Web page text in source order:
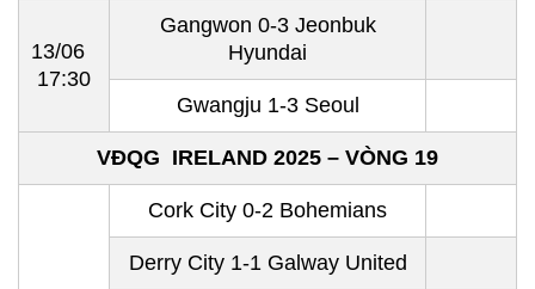
13/06
17:30
Gangwon 0-3 Jeonbuk
Hyundai
Gwangju 1-3 Seoul
VĐQG IRELAND 2025 – VÒNG 19
Cork City 0-2 Bohemians
Derry City 1-1 Galway United